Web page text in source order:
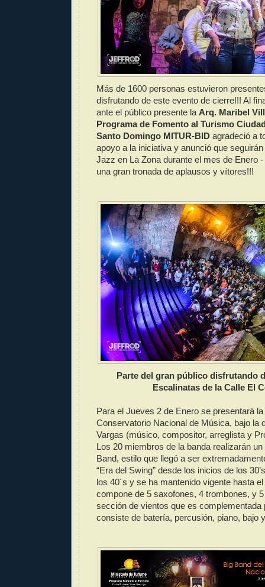
Más de 1600 personas estuvieron
disfrutando de este evento de cierre!!! Al
ante el público presente la Arq. Maribel
Programa de Fomento al Turismo
Santo Domingo MITUR-BID agradeció a
apoyo a la iniciativa y anunció que
Jazz en La Zona durante el mes de Enero
una gran tronada de aplausos y vítores!!!
Parte del gran público disfrutando
Escalinatas de la Calle El
Para el Jueves 2 de Enero se presentará
Conservatorio Nacional de Música, bajo la
Vargas (músico, compositor, arreglista y
Los 20 miembros de la banda realizarán
Band, estilo que llegó a ser
“Era del Swing” desde los inicios de los
los 40´s y se ha mantenido vigente hasta
compone de 5 saxofones, 4 trombones, y
sección de vientos que es complementada
consiste de batería, percusión, piano, bajo